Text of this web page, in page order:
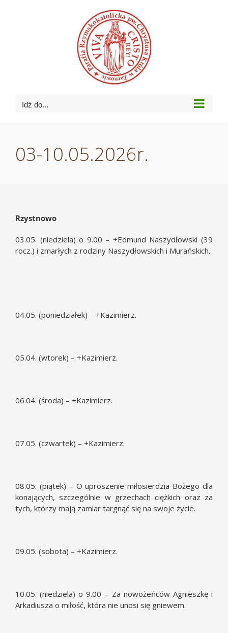
Idź do...
03-10.05.2026r.
Rzystnowo
03.05. (niedziela) o 9.00 – +Edmund Naszydłowski (39
rocz.) i zmarłych z rodziny Naszydłowskich i Murańskich.
04.05. (poniedziałek) – +Kazimierz.
05.04. (wtorek) – +Kazimierz.
06.04. (środa) – +Kazimierz.
07.05. (czwartek) – +Kazimierz.
08.05. (piątek) – O uproszenie miłosierdzia Bożego dla
konających, szczególnie w grzechach ciężkich oraz za
tych, którzy mają zamiar targnąć się na swoje życie.
09.05. (sobota) – +Kazimierz.
10.05. (niedziela) o 9.00 – Za nowożeńców Agnieszkę i
Arkadiusza o miłość, która nie unosi się gniewem.